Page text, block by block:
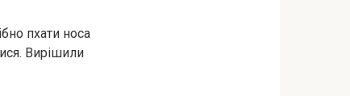
пхати носа
Вирішили